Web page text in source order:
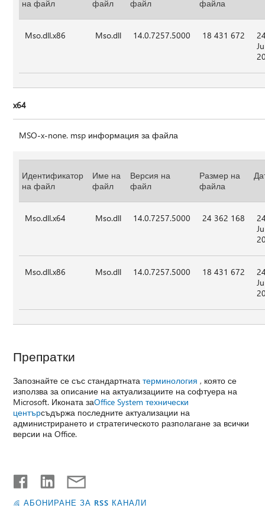
на файл файл файл файла
Mso.dll.x86 Mso.dll 14.0.7257.5000 18 431 672
x64
MSO-x-none. msp информация за файла
Идентификатор
на файл
Име на
файл
Версия на
файл
Размер на
файла
Mso.dll.x64 Mso.dll 14.0.7257.5000 24 362 168
Mso.dll.x86 Mso.dll 14.0.7257.5000 18 431 672
Препратки
Запознайте се със стандартнататерминология , която се
използва за описание на актуализациите на софтуера на
Microsoft. Иконата заOffice System технически
центърсъдържа последните актуализации на
администрирането и стратегическото разполагане за всички
версии на Office.
АБОНИРАНЕ ЗА RSS КАНАЛИ